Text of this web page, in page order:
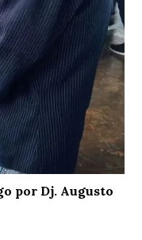
por Dj. Augusto